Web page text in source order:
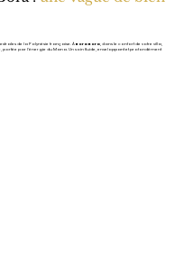
de la Polynésie française. ÀBora Bora , dans le confort de votre villa,
portée par l’énergie du Mana. Un soin fluide, enveloppant et profondément